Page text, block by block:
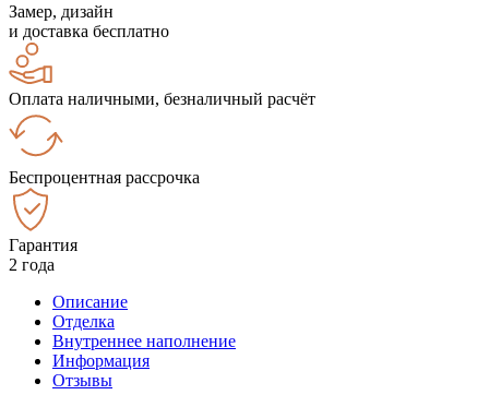
Замер, дизайн
и доставка бесплатно
Оплата наличными, безналичный расчёт
Беспроцентная рассрочка
Гарантия
2 года
Описание
Отделка
Внутреннее наполнение
Информация
Отзывы